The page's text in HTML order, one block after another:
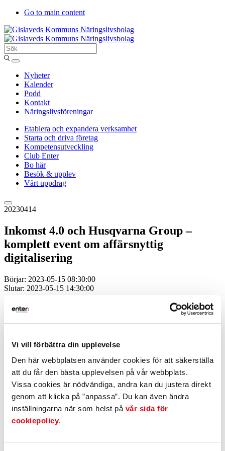
Vi vill förbättra din upplevelse
Den här webbplatsen använder cookies för att säkerställa
att du får den bästa upplevelsen på vår webbplats.
Vissa cookies är nödvändiga, andra kan du justera direkt
genom att klicka på ”anpassa”. Du kan även ändra
inställningarna när som helst på vår sida för
cookiepolicy.
Go to main content
Sök
Entergislaved
Nyheter
Kalender
Podd
Kontakt
Näringslivsföreningar
Etablera och expandera verksamhet
Starta och driva företag
Kompetensutveckling
Club Enter
Bo här
Besök & upplev
Vårt uppdrag
20230414
Inkomst 4.0 och Husqvarna Group –
komplett event om affärsnyttig
digitalisering
Börjar: 2023-05-15 08:30:00
Slutar: 2023-05-15 14:30:00
Efter fem år avrundar Almi Jönköping projektet Inkomst 4.0
och bjuder in till ett avslutningsevenemang tillsammans med
Husqvarna AB den 15/5.
Under dagen summeras projektet och vi får även lyssna till hur
Husqvarna arbetar med mätning och uppföljning i sitt dagliga
arbete. Det bjuds också på en visning av fabriken Husqvarna
EDGE som tillverkar motorsågskedjor.
Almi Jönköping driver projektet Inkomst 4.0 som syftar till att stärka
länets industriföretag genom att öka sin mognad inom industriell
digitalisering. Projektet har handlat om till exempel